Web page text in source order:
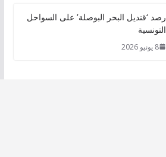
رصد ‘قنديل البحر البوصلة’ على السواحل
التونسية
8 يونيو 2026